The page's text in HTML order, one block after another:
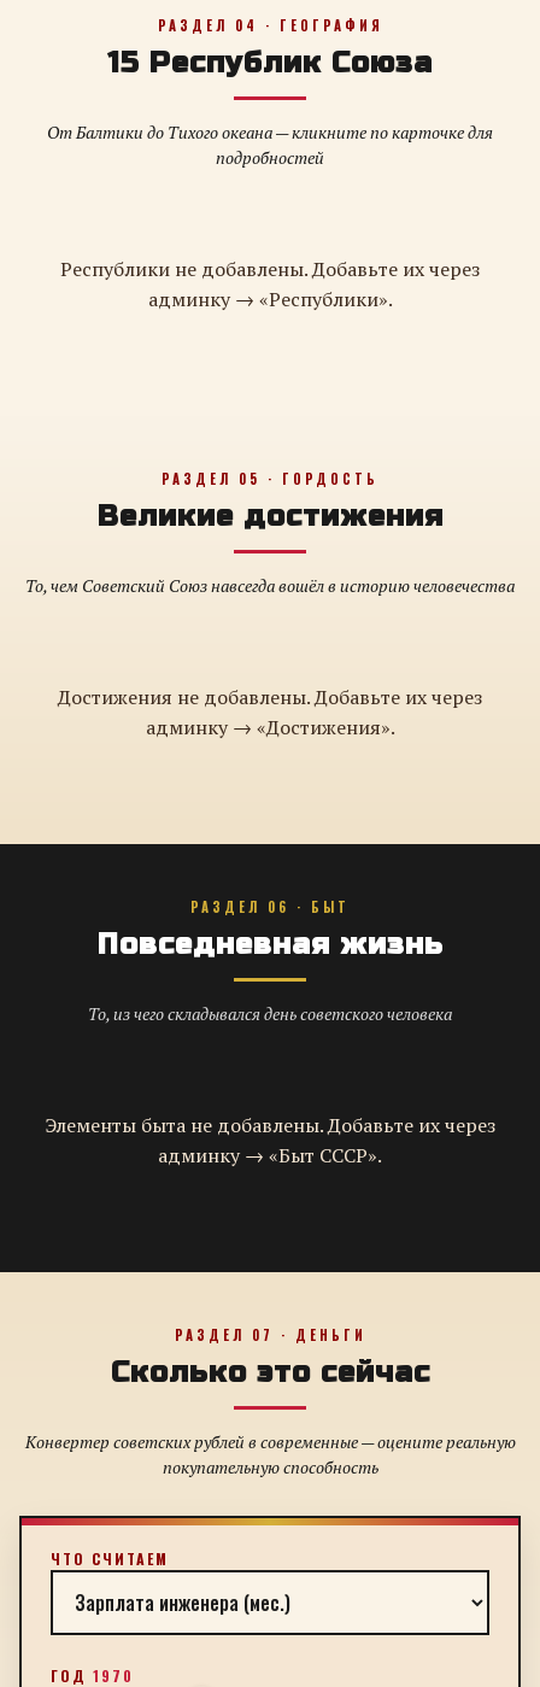
РАЗДЕЛ 04 · ГЕОГРАФИЯ
15 Республик Союза
От Балтики до Тихого океана — кликните по карточке для
подробностей
Республики не добавлены. Добавьте их через
админку → «Республики».
РАЗДЕЛ 05 · ГОРДОСТЬ
Великие достижения
То, чем Советский Союз навсегда вошёл в историю человечества
Достижения не добавлены. Добавьте их через
админку → «Достижения».
РАЗДЕЛ 06 · БЫТ
Повседневная жизнь
То, из чего складывался день советского человека
Элементы быта не добавлены. Добавьте их через
админку → «Быт СССР».
РАЗДЕЛ 07 · ДЕНЬГИ
Сколько это сейчас
Конвертер советских рублей в современные — оцените реальную
покупательную способность
ЧТО СЧИТАЕМ
ГОД 1970